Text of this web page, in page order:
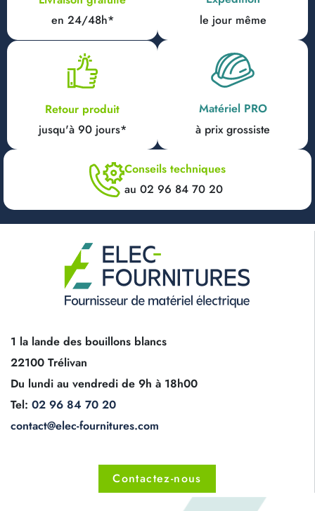
en 24/48h*
le jour même
Retour produit
jusqu'à 90 jours*
Matériel PRO
à prix grossiste
Conseils techniques
au 02 96 84 70 20
1 la lande des bouillons blancs
22100 Trélivan
Du lundi au vendredi de 9h à 18h00
Tel: 02 96 84 70 20
contact@elec-fournitures.com
Contactez-nous